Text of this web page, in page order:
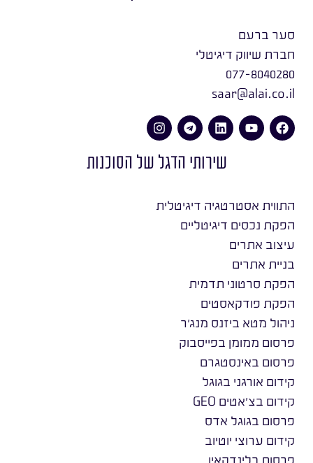
סער ברעם
חברת שיווק דיגיטלי
077-8040280
saar@alai.co.il
שירותי הדגל של הסוכנות
התווית אסטרטגיה דיגיטלית
הפקת נכסים דיגיטליים
עיצוב אתרים
בניית אתרים
הפקת סרטוני תדמית
הפקת פודקאסטים
ניהול מטא ביזנס מנג׳ר
פרסום ממומן בפייסבוק
פרסום באינסטגרם
קידום אורגני בגוגל
קידום בצ׳אטים GEO
פרסום בגוגל אדס
קידום ערוצי יוטיוב